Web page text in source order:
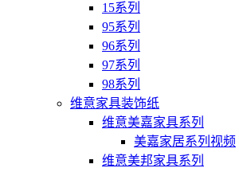
15系列
95系列
96系列
97系列
98系列
维意家具装饰纸
维意美嘉家具系列
美嘉家居系列视频
维意美邦家具系列